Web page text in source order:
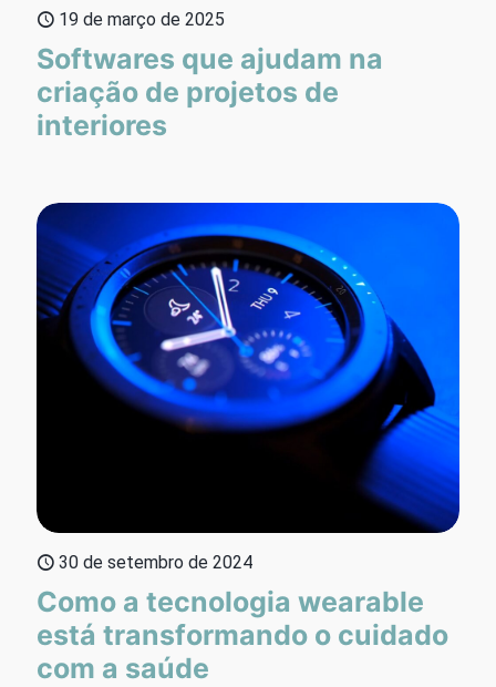
19 de março de 2025
Softwares que ajudam na
criação de projetos de
interiores
30 de setembro de 2024
Como a tecnologia wearable
está transformando o cuidado
com a saúde